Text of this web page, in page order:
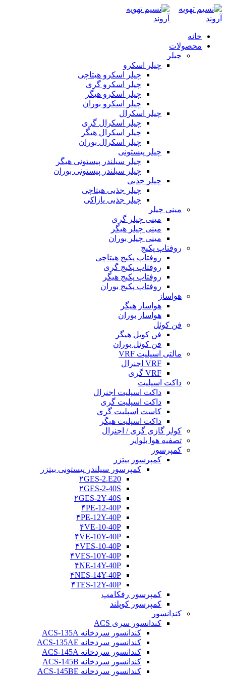
خانه
محصولات
چیلر
چیلر اسکرو
چیلر اسکرو هیتاچی
چیلر اسکرو گری
چیلر اسکرو هیگر
چیلر اسکرو بوران
چیلر اسکرال
چیلر اسکرال گری
چیلر اسکرال هیگر
چیلر اسکرال بوران
چیلر پیستونی
چیلر سیلندر پیستونی هیگر
چیلر سیلندر پیستونی بوران
چیلر جذبی
چیلر جذبی هیتاچی
چیلر جذبی یازاکی
مینی چیلر
مینی چیلر گری
مینی چیلر هیگر
مینی چیلر بوران
روفتاپ پکیج
روفتاپ پکیج هیتاچی
روفتاپ پکیج گری
روفتاپ پکیج هیگر
روفتاپ پکیج بوران
هواساز
هواساز هیگر
هواساز بوران
فن کوئل
فن کویل هیگر
فن کوئل بوران
مالتی اسپلیت VRF
VRF اجنرال
VRF گری
داکت اسپلیت
داکت اسپلیت اجنرال
داکت اسپلیت گری
کاست اسپلیت گری
داکت اسپلیت هیگر
کولر گازی گری / اجنرال
تصفیه هوا بلوایر
کمپرسور
کمپرسور بیتزر
کمپرسور سیلندر پیستونی بیتزر
۲GES-2.E20
۲GES-2-40S
۲GES-2Y-40S
۴PE-12-40P
۴PE-12Y-40P
۴VE-10-40P
۴VE-10Y-40P
۴VES-10-40P
۴VES-10Y-40P
۴NE-14Y-40P
۴NES-14Y-40P
۴TES-12Y-40P
کمپرسور رفکامپ
کمپرسور کوپلند
کندانسور
کندانسور سری ACS
کندانسور سردخانه ACS-135A
کندانسور سردخانه ACS-135AE
کندانسور سردخانه ACS-145A
کندانسور سردخانه ACS-145B
کندانسور سردخانه ACS-145BE